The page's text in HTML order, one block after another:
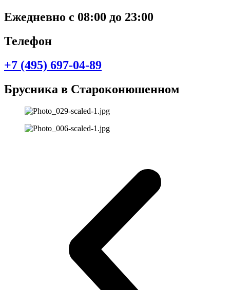
Ежедневно с 08:00 до 23:00
Телефон
+7 (495) 697-04-89
Брусника в Староконюшенном